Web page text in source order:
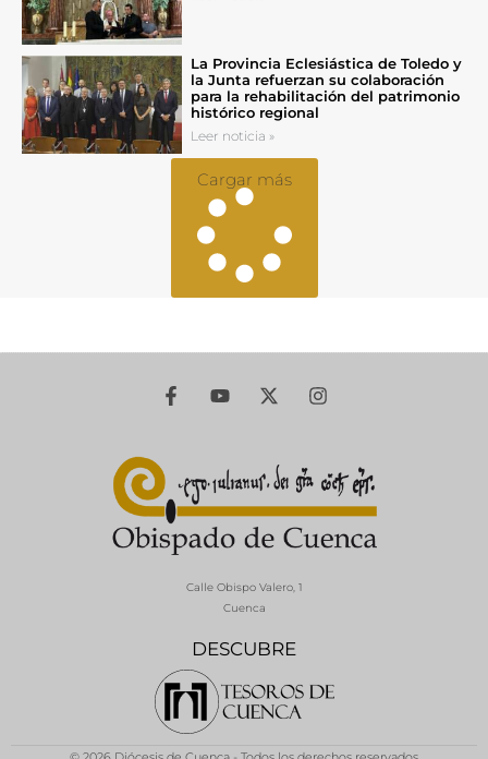
La Provincia Eclesiástica de Toledo y
la Junta refuerzan su colaboración
para la rehabilitación del patrimonio
histórico regional
Leer noticia »
Cargar más
DESCUBRE
Calle Obispo Valero, 1
Cuenca